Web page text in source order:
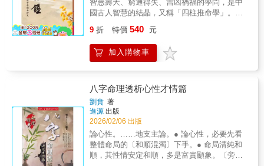
智愚壽夭、窮通得失、吉凶禍福的學問，是中
國古人智慧的結晶，又稱「四柱推命學」。本
予新義，用以探討四柱推命學之構成原理、及
判斷方法，故名曰《命理大鑑》。並期使這門
學問，能更臻於完善，更為準確，使成為「知
9 折 特價 540 元
加入購物車
八字命理透析心性才情篇
劉賁 著
進源 出版
2026/02/06 出版
論心性。……地支主論。● 論心性，必要先看
整體命局的〔和順混濁〕下手。● 命局清純和
順，其性情安定和順，多是富貴顯象。〔旁